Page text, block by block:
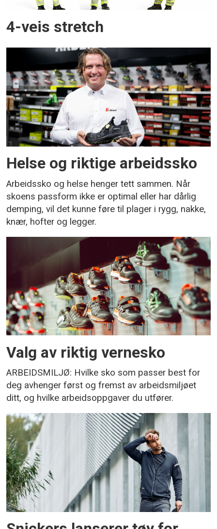
4-veis stretch
Helse og riktige arbeidssko
Arbeidssko og helse henger tett sammen. Når
skoens passform ikke er optimal eller har dårlig
demping, vil det kunne føre til plager i rygg, nakke,
knær, hofter og legger.
Valg av riktig vernesko
ARBEIDSMILJØ: Hvilke sko som passer best for
deg avhenger først og fremst av arbeidsmiljøet
ditt, og hvilke arbeidsoppgaver du utfører.